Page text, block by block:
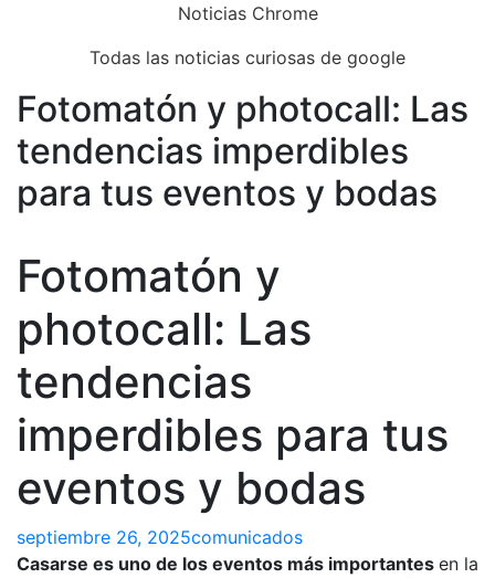
Noticias Chrome
Todas las noticias curiosas de google
Close
Menu
Fotomatón y photocall: Las
tendencias imperdibles
para tus eventos y bodas
Fotomatón y
photocall: Las
tendencias
imperdibles para tus
eventos y bodas
septiembre 26, 2025comunicados
Casarse es uno de los eventos más importantes en la